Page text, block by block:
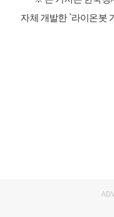
자체 개발한 `라이온봇